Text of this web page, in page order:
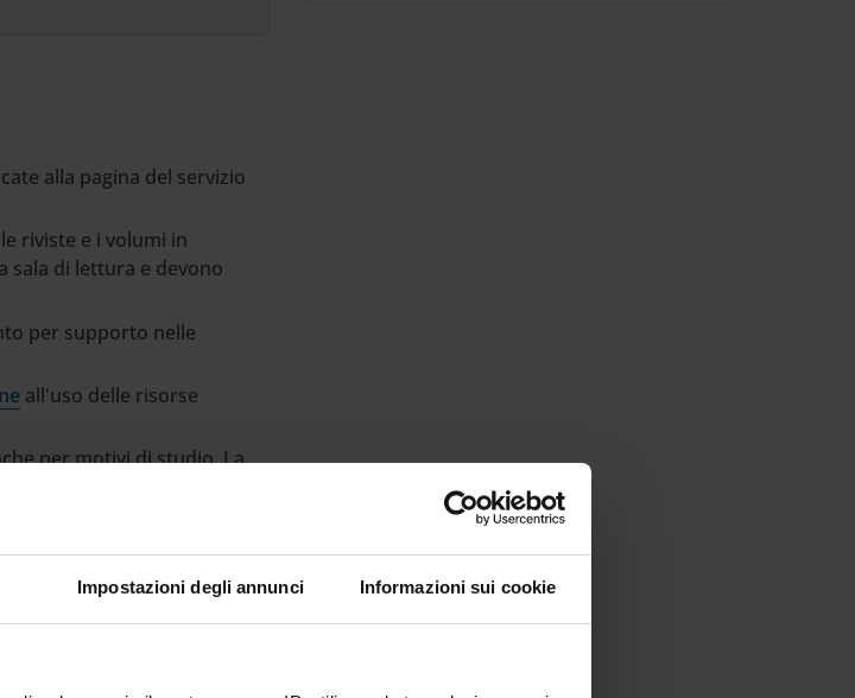
Impostazioni degli annunci Informazioni sui cookie
alla pagina del servizio
riviste e i volumi in
sala di lettura e devono
per supporto nelle
all'uso delle risorse
per motivi di studio. La
le proprie credenziali una
risorse elettroniche (banche